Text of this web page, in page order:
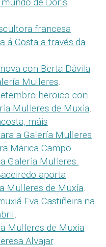
francesa
á Costa a través da
con Berta Dávila
Mulleres.
heroico con
Mulleres de Muxía.
máis
a Galería Mulleres.
Marica Campo
Galería Mulleres.
aporta
Mulleres de Muxía.
Eva Castiñeira na
.
Mulleres de Muxía
Alvajar.